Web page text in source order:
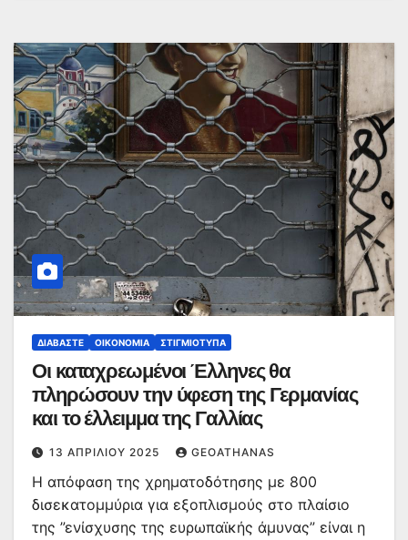
ΔΙΑΒΆΣΤΕ ΟΙΚΟΝΟΜΊΑ ΣΤΙΓΜΙΌΤΥΠΑ
Οι καταχρεωμένοι Έλληνες θα
πληρώσουν την ύφεση της Γερμανίας
και το έλλειμμα της Γαλλίας
13 ΑΠΡΙΛΊΟΥ 2025 GEOATHANAS
Η απόφαση της χρηματοδότησης με 800
δισεκατομμύρια για εξοπλισμούς στο πλαίσιο
της ”ενίσχυσης της ευρωπαϊκής άμυνας” είναι η